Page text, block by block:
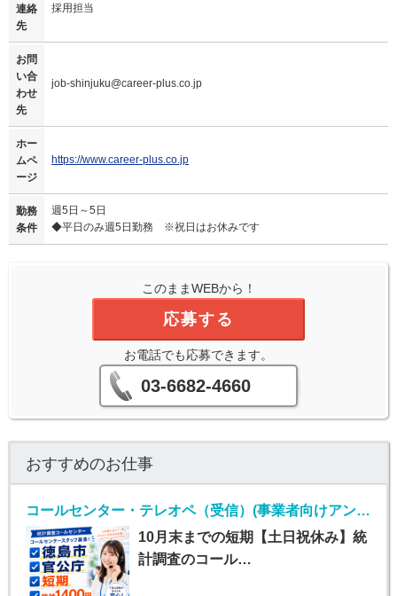
連絡
先
採用担当
お問
い合
わせ
先
job-shinjuku@career-plus.co.jp
ホー
ムペ
ージ
https://www.career-plus.co.jp
勤務
条件
週5日～5日
◆平日のみ週5日勤務 ※祝日はお休みです
このままWEBから！
応募する
お電話でも応募できます。
03-6682-4660
おすすめのお仕事
コールセンター・テレオペ（受信）(事業者向けアンケート不備確認のお仕事)
10月末までの短期【土日祝休み】統
計調査のコール…